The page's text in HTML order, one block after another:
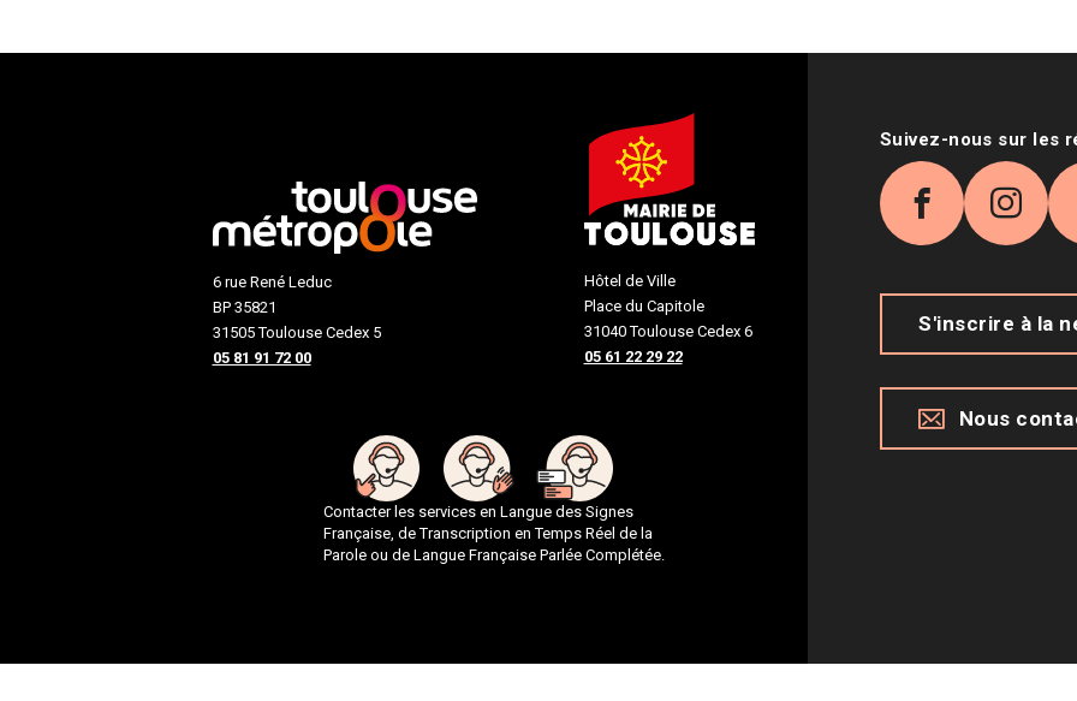
6 rue René Leduc
BP 35821
31505 Toulouse Cedex 5
05 81 91 72 00
Hôtel de Ville
Place du Capitole
31040 Toulouse Cedex 6
05 61 22 29 22
Contacter les services en Langue des Signes
Française, de Transcription en Temps Réel de la
Parole ou de Langue Française Parlée Complétée.
Suivez-nous sur les
Facebook
S'inscrire à la
Nous